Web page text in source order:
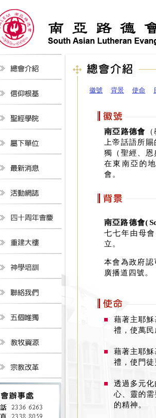
徽號 背景 使命
南亞路德會
上帝話語所
獨（聖經、
在東南亞的
會。
南亞路德會(
七七年由母
立。
本會為政府
廣播道四號。
藉著主耶
禮，使萬
藉著主耶
禮，使門
透過多元
心、靈的
的精神。